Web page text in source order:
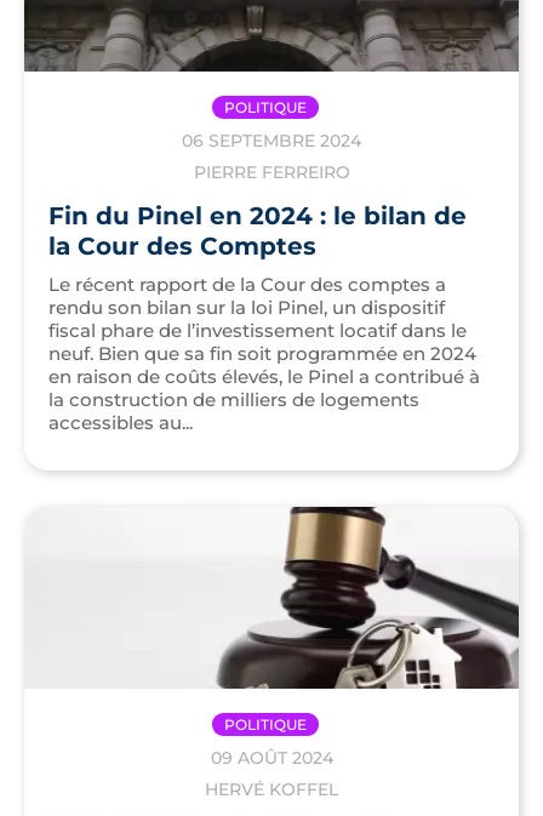
POLITIQUE
06 SEPTEMBRE 2024
PIERRE FERREIRO
Fin du Pinel en 2024 : le bilan de
la Cour des Comptes
Le récent rapport de la Cour des comptes a
rendu son bilan sur la loi Pinel, un dispositif
fiscal phare de l’investissement locatif dans le
neuf. Bien que sa fin soit programmée en 2024
en raison de coûts élevés, le Pinel a contribué à
la construction de milliers de logements
accessibles au...
POLITIQUE
09 AOÛT 2024
HERVÉ KOFFEL